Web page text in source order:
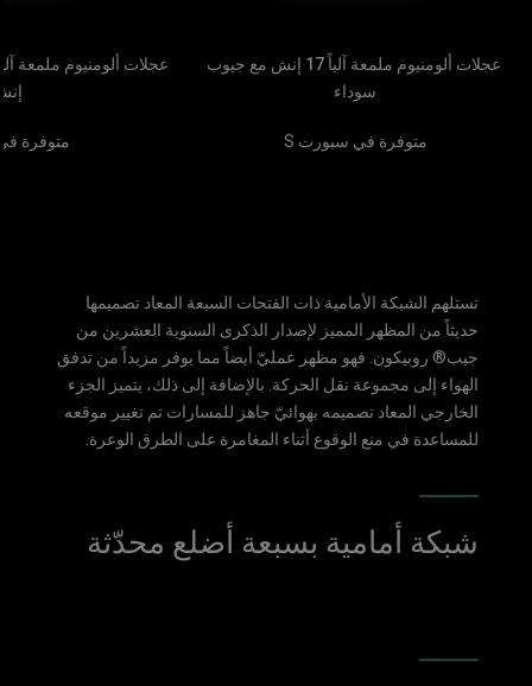
عجلات ألومنيوم ملمعة آلياً 17 إنش مع جيوب
سوداء
متوفرة في سبورت S متوفرة
تستلهم الشبكة الأمامية ذات الفتحات السبعة المعاد تصميمها
حديثاً من المظهر المميز لإصدار الذكرى السنوية العشرين من
جيب® روبيكون. فهو مظهر عمليّ أيضاً مما يوفر مزيداً من تدفق
الهواء إلى مجموعة نقل الحركة. بالإضافة إلى ذلك، يتميز الجزء
الخارجي المعاد تصميمه بهوائيّ جاهز للمسارات تم تغيير موقعه
للمساعدة في منع الوقوع أثناء المغامرة على الطرق الوعرة.
شبكة أمامية بسبعة أضلع محدّثة